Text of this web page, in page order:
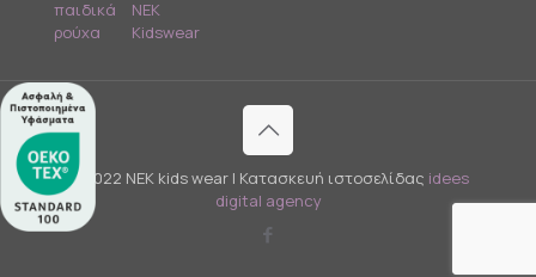
© 2022 NEK kids wear | Κατασκευή ιστοσελίδας idees
digital agency